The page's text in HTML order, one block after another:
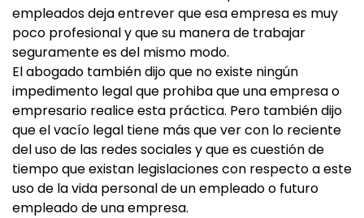
empleados deja entrever que esa empresa es muy
poco profesional y que su manera de trabajar
seguramente es del mismo modo.
El abogado también dijo que no existe ningún
impedimento legal que prohiba que una empresa o
empresario realice esta práctica. Pero también dijo
que el vacío legal tiene más que ver con lo reciente
del uso de las redes sociales y que es cuestión de
tiempo que existan legislaciones con respecto a este
uso de la vida personal de un empleado o futuro
empleado de una empresa.